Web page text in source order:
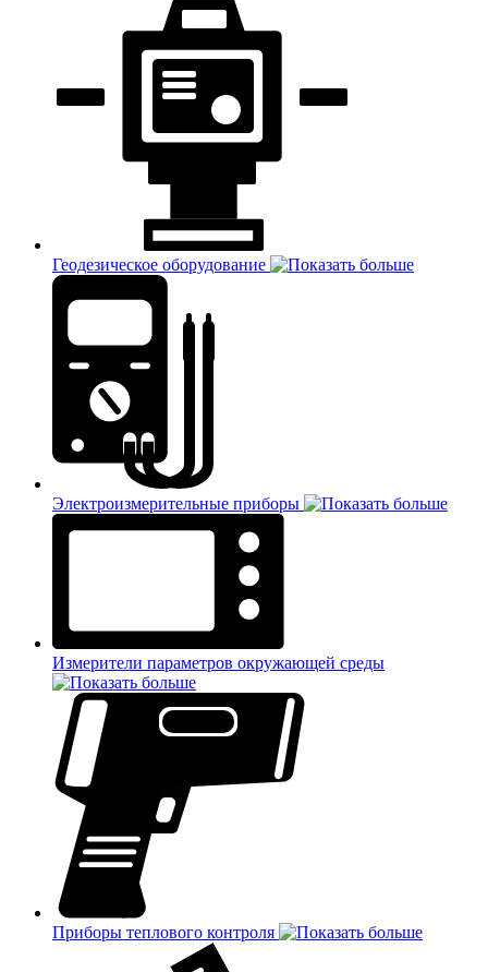
Геодезическое оборудование
Электроизмерительные приборы
Измерители параметров окружающей среды
Приборы теплового контроля